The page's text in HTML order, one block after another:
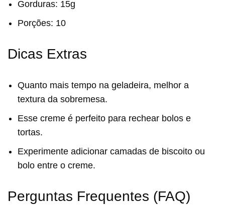
Gorduras: 15g
Porções: 10
Dicas Extras
Quanto mais tempo na geladeira, melhor a
textura da sobremesa.
Esse creme é perfeito para rechear bolos e
tortas.
Experimente adicionar camadas de biscoito ou
bolo entre o creme.
Perguntas Frequentes (FAQ)